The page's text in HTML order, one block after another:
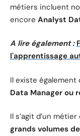
métiers incluent
encore Analyst
A lire également :
l'apprentissage
Il existe
Data Manager ou
Il s’agit d’un métier
grands volumes